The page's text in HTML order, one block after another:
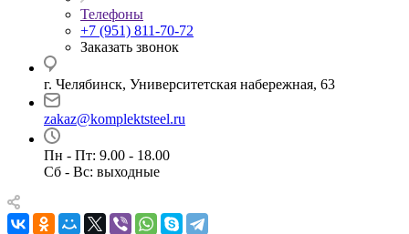
Телефоны
+7 (951) 811-70-72
Заказать звонок
г. Челябинск, Университетская набережная, 63
zakaz@komplektsteel.ru
Пн - Пт: 9.00 - 18.00
Сб - Вс: выходные